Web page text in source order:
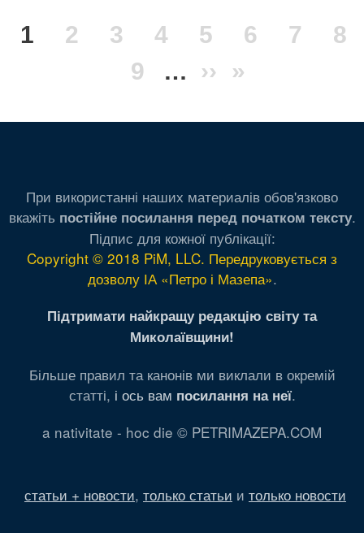
страниц
Текущая
страница
1 Page
2 Page
3 Page
4 Page
5 Page
6 Page
7
8
Page
9 …
Следующая
›› »
При використанні наших материалів обов'язково
вкажіть постійне посилання перед початком тексту.
Підпис для кожної публікації:
Copyright © 2018 PiM, LLC. Передруковується з
дозволу ІА «Петро і Мазепа».
Підтримати найкращу редакцію світу та
Миколаївщини!
Більше правил та канонів ми виклали в окремій
статті, і ось вам посилання на неї.
a nativitate - hoc die © PETRIMAZEPA.COM
статьи + новости, только статьи и только новости